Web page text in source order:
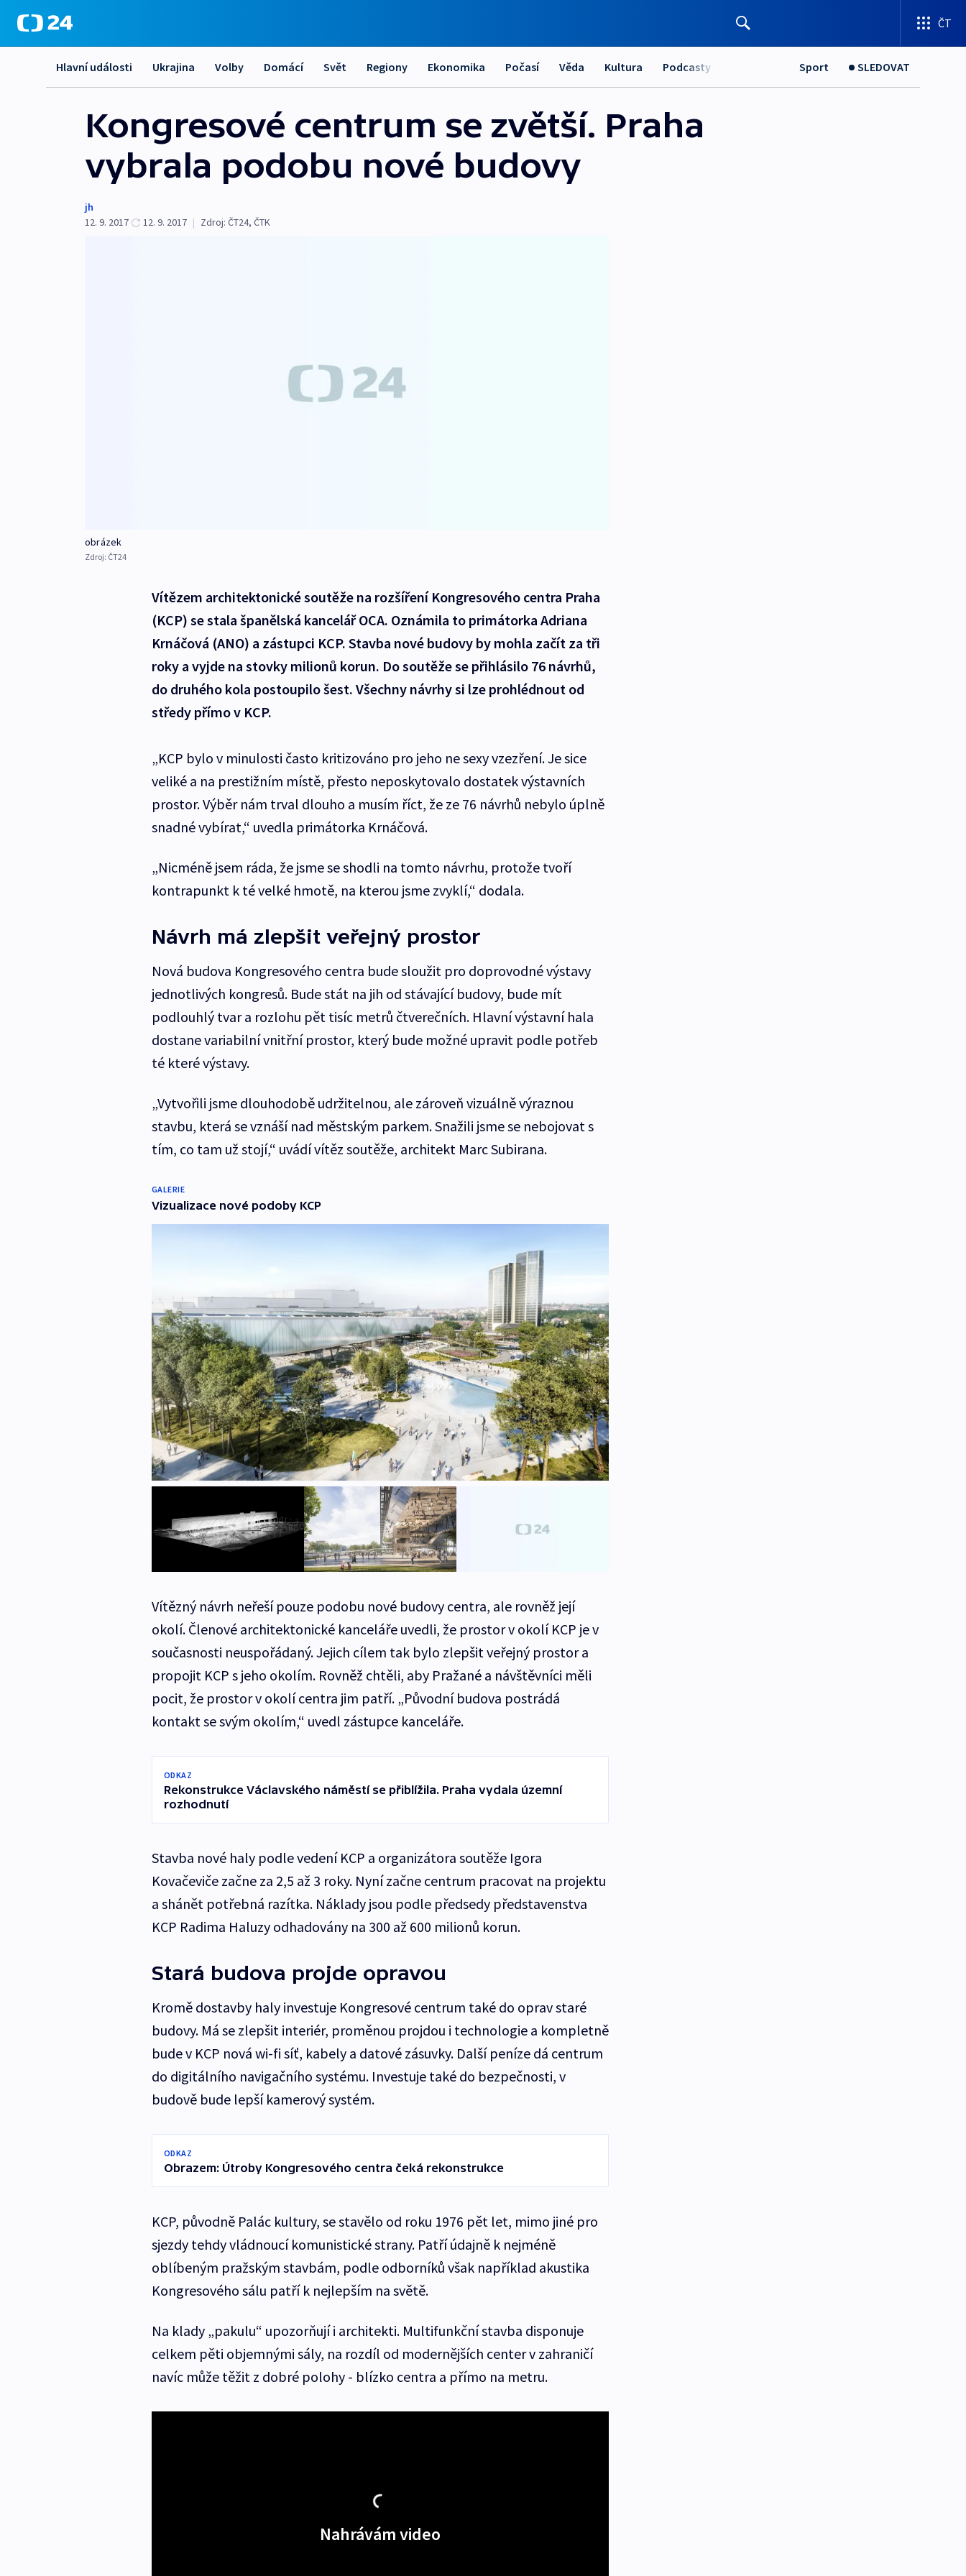
ČT
Hlavní události Ukrajina Volby Domácí Svět Regiony Ekonomika Počasí Věda Kultura Podcasty Sport SLEDOVAT
Kongresové centrum se zvětší. Praha
vybrala podobu nové budovy
jh
12. 9. 2017
12. 9. 2017 | Zdroj: ČT24, ČTK
obrázek
Zdroj: ČT24
Vítězem architektonické soutěže na rozšíření Kongresového centra Praha
(KCP) se stala španělská kancelář OCA. Oznámila to primátorka Adriana
Krnáčová (ANO) a zástupci KCP. Stavba nové budovy by mohla začít za tři
roky a vyjde na stovky milionů korun. Do soutěže se přihlásilo 76 návrhů,
do druhého kola postoupilo šest. Všechny návrhy si lze prohlédnout od
středy přímo v KCP.
„KCP bylo v minulosti často kritizováno pro jeho ne sexy vzezření. Je sice
veliké a na prestižním místě, přesto neposkytovalo dostatek výstavních
prostor. Výběr nám trval dlouho a musím říct, že ze 76 návrhů nebylo úplně
snadné vybírat,“ uvedla primátorka Krnáčová.
„Nicméně jsem ráda, že jsme se shodli na tomto návrhu, protože tvoří
kontrapunkt k té velké hmotě, na kterou jsme zvyklí,“ dodala.
Návrh má zlepšit veřejný prostor
Nová budova Kongresového centra bude sloužit pro doprovodné výstavy
jednotlivých kongresů. Bude stát na jih od stávající budovy, bude mít
podlouhlý tvar a rozlohu pět tisíc metrů čtverečních. Hlavní výstavní hala
dostane variabilní vnitřní prostor, který bude možné upravit podle potřeb
té které výstavy.
„Vytvořili jsme dlouhodobě udržitelnou, ale zároveň vizuálně výraznou
stavbu, která se vznáší nad městským parkem. Snažili jsme se nebojovat s
tím, co tam už stojí,“ uvádí vítěz soutěže, architekt Marc Subirana.
GALERIE
Vizualizace nové podoby KCP
Vítězný návrh neřeší pouze podobu nové budovy centra, ale rovněž její
okolí. Členové architektonické kanceláře uvedli, že prostor v okolí KCP je v
současnosti neuspořádaný. Jejich cílem tak bylo zlepšit veřejný prostor a
propojit KCP s jeho okolím. Rovněž chtěli, aby Pražané a návštěvníci měli
pocit, že prostor v okolí centra jim patří. „Původní budova postrádá
kontakt se svým okolím,“ uvedl zástupce kanceláře.
ODKAZ
Rekonstrukce Václavského náměstí se přiblížila. Praha vydala územní
rozhodnutí
Stavba nové haly podle vedení KCP a organizátora soutěže Igora
Kovačeviče začne za 2,5 až 3 roky. Nyní začne centrum pracovat na projektu
a shánět potřebná razítka. Náklady jsou podle předsedy představenstva
KCP Radima Haluzy odhadovány na 300 až 600 milionů korun.
Stará budova projde opravou
Kromě dostavby haly investuje Kongresové centrum také do oprav staré
budovy. Má se zlepšit interiér, proměnou projdou i technologie a kompletně
bude v KCP nová wi-fi síť, kabely a datové zásuvky. Další peníze dá centrum
do digitálního navigačního systému. Investuje také do bezpečnosti, v
budově bude lepší kamerový systém.
ODKAZ
Obrazem: Útroby Kongresového centra čeká rekonstrukce
KCP, původně Palác kultury, se stavělo od roku 1976 pět let, mimo jiné pro
sjezdy tehdy vládnoucí komunistické strany. Patří údajně k nejméně
oblíbeným pražským stavbám, podle odborníků však například akustika
Kongresového sálu patří k nejlepším na světě.
Na klady „pakulu“ upozorňují i architekti. Multifunkční stavba disponuje
celkem pěti objemnými sály, na rozdíl od modernějších center v zahraničí
navíc může těžit z dobré polohy - blízko centra a přímo na metru.
Nahrávám video